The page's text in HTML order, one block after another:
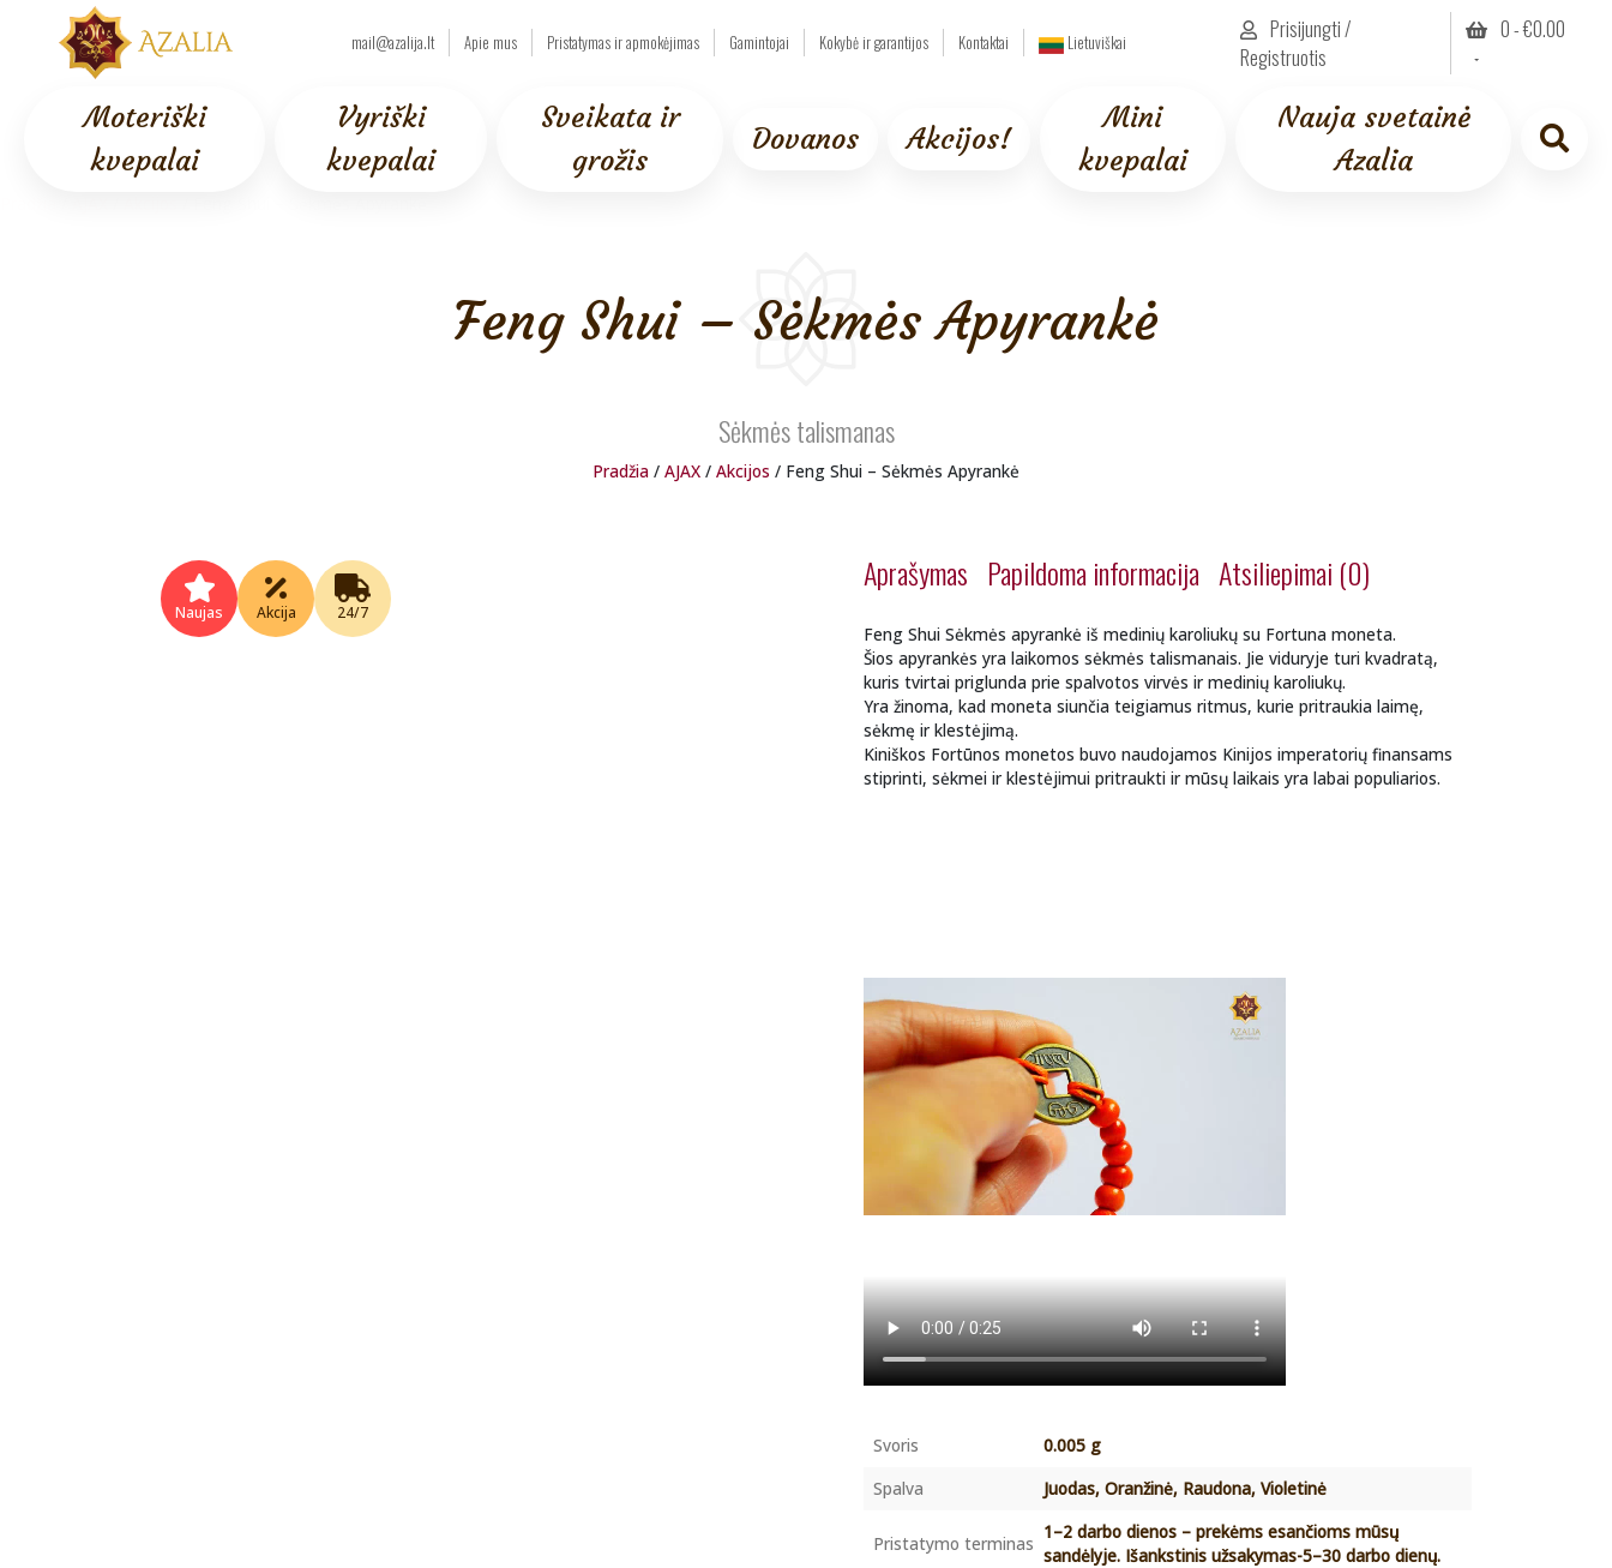
mail@azalija.lt Apie mus Pristatymas ir apmokėjimas Gamintojai Kokybė ir garantijos Kontaktai Lietuviškai
Prisijungti /
Registruotis
0 -€0.00
Moteriški
kvepalai
Vyriški
kvepalai
Sveikata ir
grožis
Dovanos Akcijos!
Mini
kvepalai
Nauja svetainė
Azalia
Feng Shui – Sėkmės Apyrankė
Sėkmės talismanas
Pradžia / AJAX / Akcijos / Feng Shui – Sėkmės Apyrankė
Naujas Akcija 24/7
Aprašymas Papildoma informacija Atsiliepimai (0)
Feng Shui Sėkmės apyrankė iš medinių karoliukų su Fortuna moneta.
Šios apyrankės yra laikomos sėkmės talismanais. Jie viduryje turi kvadratą,
kuris tvirtai priglunda prie spalvotos virvės ir medinių karoliukų.
Yra žinoma, kad moneta siunčia teigiamus ritmus, kurie pritraukia laimę,
sėkmę ir klestėjimą.
Kiniškos Fortūnos monetos buvo naudojamos Kinijos imperatorių finansams
stiprinti, sėkmei ir klestėjimui pritraukti ir mūsų laikais yra labai populiarios.
Svoris
0.005 g
Spalva
Juodas, Oranžinė, Raudona, Violetinė
Pristatymo terminas
1–2 darbo dienos – prekėms esančioms mūsų
sandėlyje. Išankstinis užsakymas-5–30 darbo dienų.